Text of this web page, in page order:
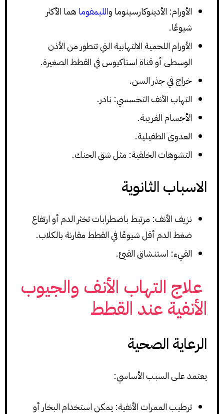
الأورام: الأدينوكارسينوما والليمفوما هما الأكثر
شيوعًا.
الأورام اللحمية الالتهابية التي تتطور من الأذن
الوسطى أو قناة استاكيوس في القطط الصغيرة.
خراج في جذر السن.
التهاب الأنف التحسسي: نادر.
الأجسام الغريبة.
العدوى الطفيلية.
التشوهات الخلقية: مثل شق الحنك.
الاسباب الثانوية
نزيف الأنف: مرتبط باضطرابات تخثر الدم أو ارتفاع
ضغط الدم أقل شيوعًا في القطط مقارنة بالكلاب.
القيء: استنشاق القيئ.
علاج التهاب الأنف والجيوب
الأنفية عند القطط
الرعاية الصحية
يعتمد على السبب الأساسي:
ترطيب الممرات الأنفية: يمكن استخدام البخار أو